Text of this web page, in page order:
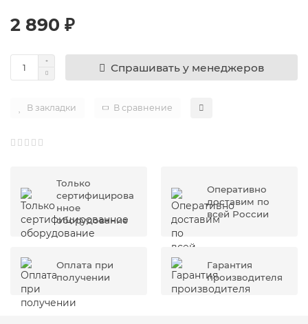
2 890 ₽
Спрашивать у менеджеров
В закладки В сравнение
Только
сертифицирова
нное
оборудование
Оперативно
доставим по
всей России
Оплата при
получении
Гарантия
производителя